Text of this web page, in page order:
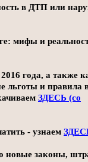
в ДТП или
мифы и
года, а также
льготы и правила
ЗДЕСЬ (со
- узнаем
новые законы,